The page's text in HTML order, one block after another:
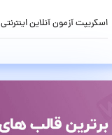
اسکریپت آزمون آنلاین اینترنتی ProQuiz نسخه 2.0.2